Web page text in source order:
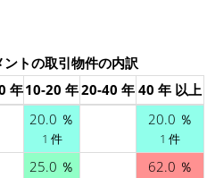
ントの取引物件の内訳
年10-20 年20-40 年 40 年 以上
20.0 ％
1 件
20.0 ％
1 件
25.0 ％ 62.0 ％